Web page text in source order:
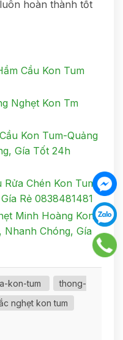
hoàn thành tốt
Cầu Kon Tum
Nghẹt Kon Tm
Kon Tum-Quảng
Gía Tốt 24h
Chén Kon Tum-
Rẻ 0838481481
Minh Hoàng Kon
Nhanh Chóng, Gía
kon-tum
thong-
nghẹt kon tum